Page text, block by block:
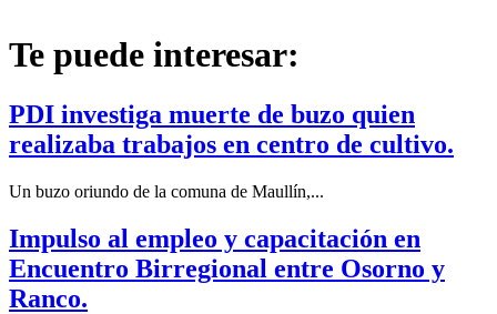
Te puede interesar:
PDI investiga muerte de buzo quien
realizaba trabajos en centro de cultivo.
Un buzo oriundo de la comuna de Maullín,...
Impulso al empleo y capacitación en
Encuentro Birregional entre Osorno y
Ranco.